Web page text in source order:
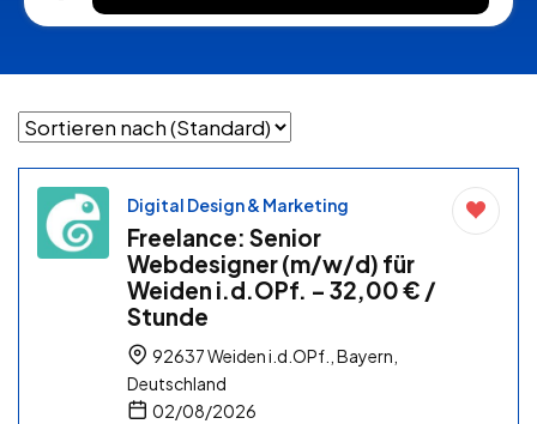
Digital Design & Marketing
Freelance: Senior
Webdesigner (m/w/d) für
Weiden i.d.OPf. – 32,00 € /
Stunde
92637 Weiden i.d.OPf., Bayern,
Deutschland
02/08/2026